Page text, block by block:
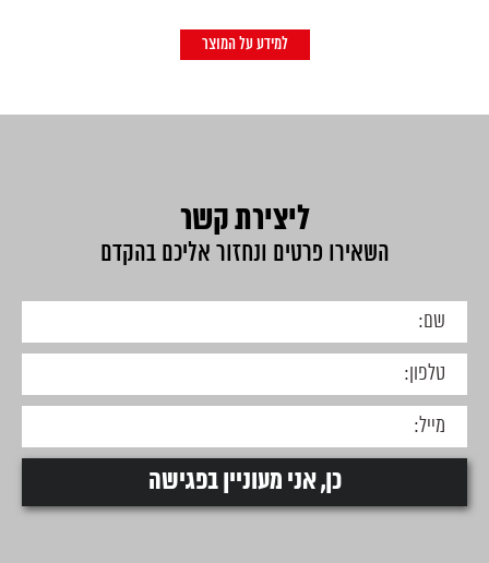
למידע על המוצר
ליצירת קשר
השאירו פרטים ונחזור אליכם בהקדם